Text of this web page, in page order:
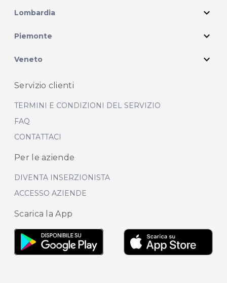
Lombardia expand_more
Piemonte expand_more
Veneto expand_more
Servizio clienti
TERMINI E CONDIZIONI DEL SERVIZIO
FAQ
CONTATTACI
Per le aziende
DIVENTA INSERZIONISTA
ACCESSO AZIENDE
Scarica la App